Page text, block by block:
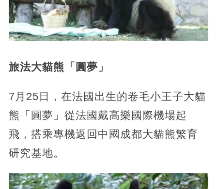
旅法大貓熊「圓夢」
7月25日，在法國出生的卷毛小王子大貓
熊「圓夢」從法國戴高樂國際機場起
飛，搭乘專機返回中國成都大貓熊繁育
研究基地。